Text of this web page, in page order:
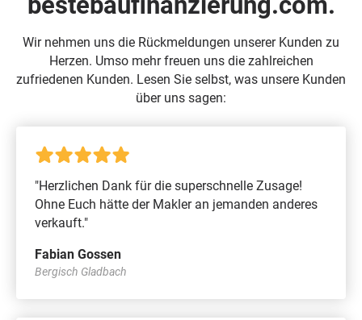
Wir nehmen uns die Rückmeldungen unserer Kunden zu
Herzen. Umso mehr freuen uns die zahlreichen
zufriedenen Kunden. Lesen Sie selbst, was unsere Kunden
über uns sagen:
"Herzlichen Dank für die superschnelle Zusage!
Ohne Euch hätte der Makler an jemanden anderes
verkauft."
Fabian Gossen
Bergisch Gladbach